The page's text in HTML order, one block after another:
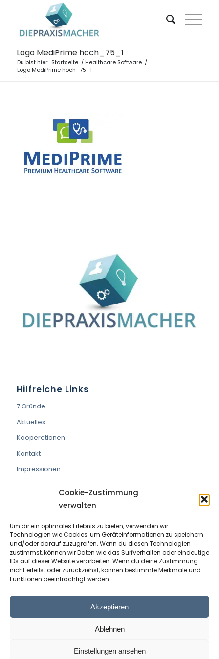
Cookie-Zustimmung
verwalten
Um dir ein optimales Erlebnis zu bieten, verwenden wir
Technologien wie Cookies, um Geräteinformationen zu speichern
und/oder darauf zuzugreifen. Wenn du diesen Technologien
zustimmst, können wir Daten wie das Surfverhalten oder eindeutige
IDs auf dieser Website verarbeiten. Wenn du deine Zustimmung
nicht erteilst oder zurückziehst, können bestimmte Merkmale und
Funktionen beeinträchtigt werden.
Akzeptieren
Ablehnen
Einstellungen ansehen
Logo MediPrime hoch_75_1
Du bist hier: Startseite / Healthcare Software /
Logo MediPrime hoch_75_1
Hilfreiche Links
7 Gründe
Aktuelles
Kooperationen
Kontakt
Impressionen
VEREIN DIE PRAXISMACHER
ZVR Nummer:191908529
Kontaktperson:Wolfram Allinger-Csollich
Mentlgasse 1, 6020 Innsbruck
Email:info@diepraxismacher.at
+43 512 209096